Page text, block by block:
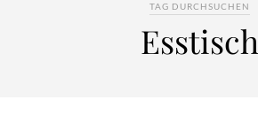
TAG DURCHSUCHEN
Esstisch